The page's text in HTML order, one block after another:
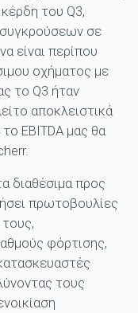
του Q3,
συγκρούσεων σε
είναι περίπου
οχήματος με
το Q3 ήταν
αποκλειστικά
EBITDA μας θα
διαθέσιμα προς
πρωτοβουλίες
φόρτισης,
τους